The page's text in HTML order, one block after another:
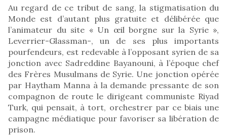
Au regard de ce tribut de sang, la stigmatisation du
Monde est d’autant plus gratuite et délibérée que
l’animateur du site « Un œil borgne sur la Syrie »,
Leverrier-Glassman-, un de ses plus importants
pourfendeurs, est redevable à l’opposant syrien de sa
jonction avec Sadreddine Bayanouni, à l’époque chef
des Frères Musulmans de Syrie. Une jonction opérée
par Haytham Manna à la demande pressante de son
compagnon de route le dirigeant communiste Riyad
Turk, qui pensait, à tort, orchestrer par ce biais une
campagne médiatique pour favoriser sa libération de
prison.